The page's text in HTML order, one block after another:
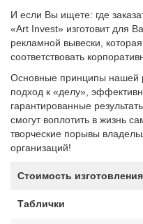
И если Вы ищете: где
«Art Invest» изготовит для
рекламной вывески,
соответствовать
Основные принципы нашей
подход к «делу»,
гарантированные
смогут воплотить в жизнь
творческие порывы
организаций!
Стоимость
Таблички